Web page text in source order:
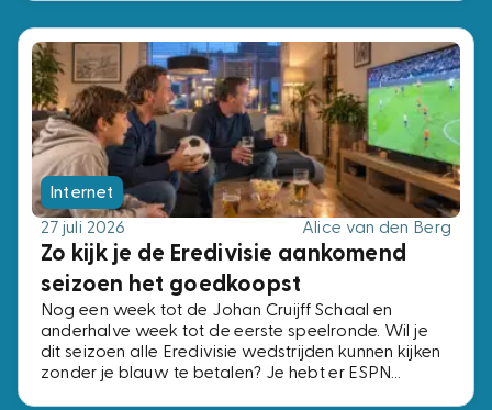
Internet
27 juli 2026
Alice van den Berg
Zo kijk je de Eredivisie aankomend
seizoen het goedkoopst
Nog een week tot de Johan Cruijff Schaal en
anderhalve week tot de eerste speelronde. Wil je
dit seizoen alle Eredivisie wedstrijden kunnen kijken
zonder je blauw te betalen? Je hebt er ESPN